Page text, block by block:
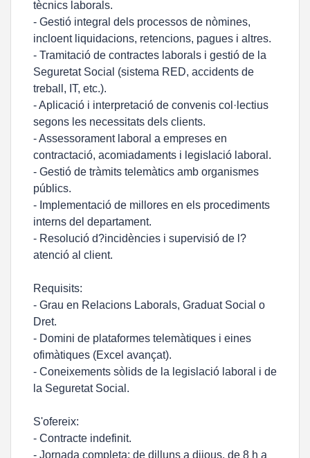
tècnics laborals.
- Gestió integral dels processos de nòmines,
incloent liquidacions, retencions, pagues i altres.
- Tramitació de contractes laborals i gestió de la
Seguretat Social (sistema RED, accidents de
treball, IT, etc.).
- Aplicació i interpretació de convenis col·lectius
segons les necessitats dels clients.
- Assessorament laboral a empreses en
contractació, acomiadaments i legislació laboral.
- Gestió de tràmits telemàtics amb organismes
públics.
- Implementació de millores en els procediments
interns del departament.
- Resolució d?incidències i supervisió de l?
atenció al client.
Requisits:
- Grau en Relacions Laborals, Graduat Social o
Dret.
- Domini de plataformes telemàtiques i eines
ofimàtiques (Excel avançat).
- Coneixements sòlids de la legislació laboral i de
la Seguretat Social.
S'ofereix:
- Contracte indefinit.
- Jornada completa: de dilluns a dijous, de 8 h a